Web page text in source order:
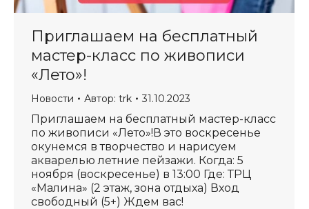
Приглашаем на бесплатный
мастер-класс по живописи
«Лето»!
Новости Автор: trk 31.10.2023
Приглашаем на бесплатный мастер-класс
по живописи «Лето»!В это воскресенье
окунемся в творчество и нарисуем
акварелью летние пейзажи. Когда: 5
ноября (воскресенье) в 13:00 Где: ТРЦ
«Малина» (2 этаж, зона отдыха) Вход
свободный (5+) Ждем вас!